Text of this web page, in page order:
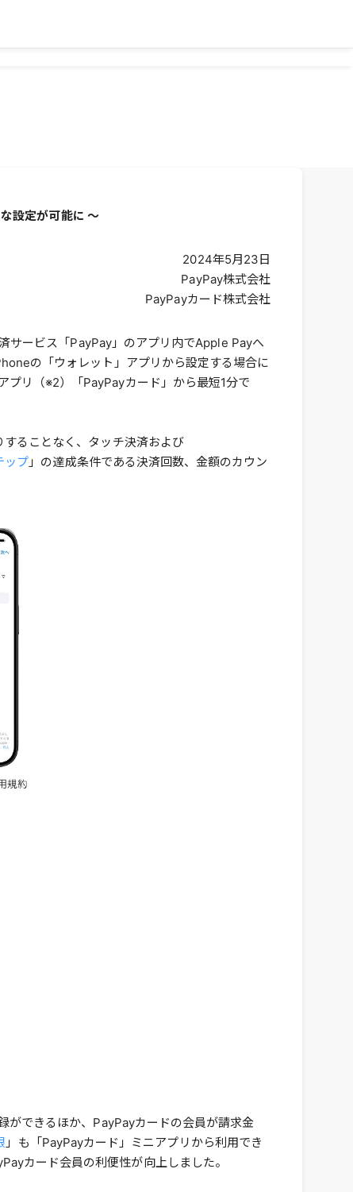
設定が可能に ～
2024年5月23日
PayPay株式会社
PayPayカード株式会社
サービス「PayPay」のアプリ内でApple Payへ
の「ウォレット」アプリから設定する場合に
プリ（※2）「PayPayカード」から最短1分で
ることなく、タッチ決済および
ップ 」の達成条件である決済回数、金額のカウン
ができるほか、PayPayカードの会員が請求金
」も「PayPayカード」ミニアプリから利用でき
カード会員の利便性が向上しました。